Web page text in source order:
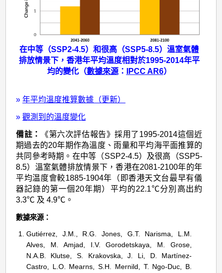
在中等（SSP2-4.5）和很高（SSP5-8.5）溫室氣體
排放情景下，香港年平均溫度相對於1995-2014年平
均的變化（數據來源： IPCC AR6）
» 年平均溫度推算數據（更新）
» 觀測到的溫度變化
備註：
《第六次評估報告》採用了1995-2014這個近
期過去的20年期作為溫度、雨量和平均海平面推算的
共同參考時期。在中等（SSP2-4.5）及很高（SSP5-
8.5）溫室氣體排放情景下，香港在2081-2100年的年
平均温度會較1885-1904年（即香港天文台最早有儀
器記錄的第一個20年期）平均的22.1℃分別高出約
3.3℃ 及 4.9℃。
數據來源：
Gutiérrez, J.M., R.G. Jones, G.T. Narisma, L.M.
Alves, M. Amjad, I.V. Gorodetskaya, M. Grose,
N.A.B. Klutse, S. Krakovska, J. Li, D. Martínez-
Castro, L.O. Mearns, S.H. Mernild, T. Ngo-Duc, B.